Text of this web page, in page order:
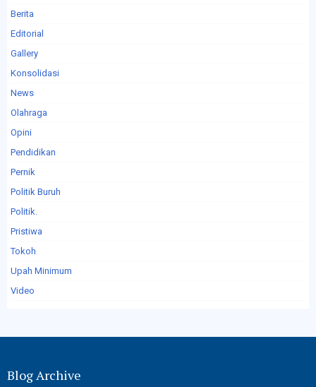
Berita
Editorial
Gallery
Konsolidasi
News
Olahraga
Opini
Pendidikan
Pernik
Politik Buruh
Politik.
Pristiwa
Tokoh
Upah Minimum
Video
Blog Archive